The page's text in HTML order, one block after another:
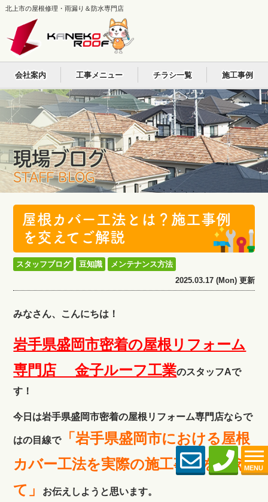
北上市の屋根修理・雨漏り＆防水専門店
MENU
会社案内 工事メニュー チラシ一覧 施工事例
現場ブログ
STAFF BLOG
屋根カバー工法とは？施工事例
を交えてご解説
スタッフブログ 豆知識
メンテナンス方法
2025.03.17 (Mon) 更新
みなさん、こんにちは！
岩手県盛岡市密着の屋根リフォーム
専門店 金子ルーフ工業のスタッフAで
す！
今日は岩手県盛岡市密着の屋根リフォーム専門店ならで
はの目線で「岩手県盛岡市における屋根
カバー工法を実際の施工事例を交え
て」
お伝えしようと思います。